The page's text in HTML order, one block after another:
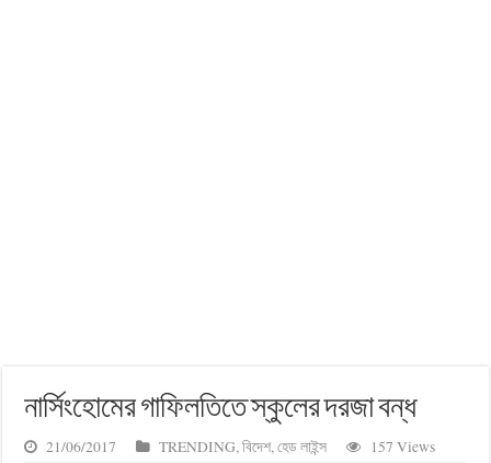
নার্সিংহোমের গাফিলতিতে স্কুলের দরজা বন্ধ
21/06/2017 TRENDING,বিদেশ,হেড লাইন্স 157 Views